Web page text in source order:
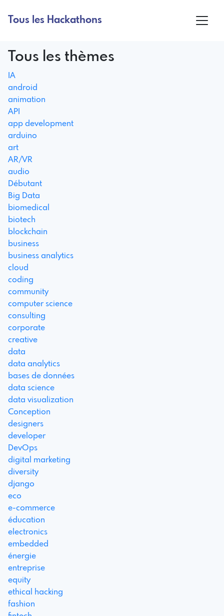
Tous les Hackathons
Tous les thèmes
IA
android
animation
API
app development
arduino
art
AR/VR
audio
Débutant
Big Data
biomedical
biotech
blockchain
business
business analytics
cloud
coding
community
computer science
consulting
corporate
creative
data
data analytics
bases de données
data science
data visualization
Conception
designers
developer
DevOps
digital marketing
diversity
django
eco
e-commerce
éducation
electronics
embedded
énergie
entreprise
equity
ethical hacking
fashion